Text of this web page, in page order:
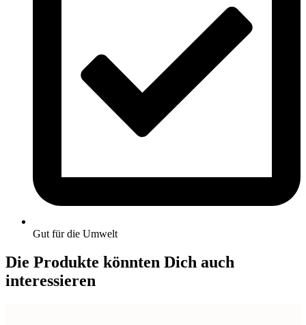
Gut für die Umwelt
Die Produkte könnten Dich auch
interessieren